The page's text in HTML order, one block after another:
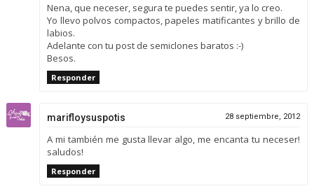
Nena, que neceser, segura te puedes sentir, ya lo creo.
Yo llevo polvos compactos, papeles matificantes y brillo de
labios.
Adelante con tu post de semiclones baratos :-)
Besos.
Responder
marifloysuspotis 28 septiembre, 2012
A mi también me gusta llevar algo, me encanta tu neceser!
saludos!
Responder